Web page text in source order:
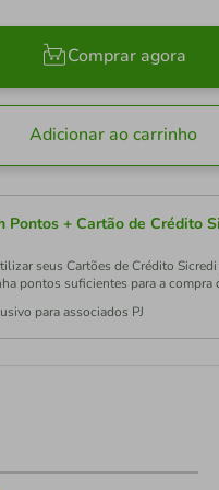
Comprar agora
Adicionar ao carrinho
Pontos + Cartão de Crédito
seus Cartões de Crédito
pontos suficientes para a compra
para associados PJ